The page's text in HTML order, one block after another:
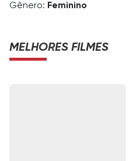
Gênero: Feminino
MELHORES FILMES